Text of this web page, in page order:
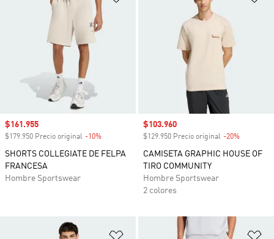
Precio de venta
$161.955
$179.950 Precio original -10%
SHORTS COLLEGIATE DE FELPA
FRANCESA
Hombre Sportswear
Precio de venta
$103.960
$129.950 Precio original -20%
CAMISETA GRAPHIC HOUSE OF
TIRO COMMUNITY
Hombre Sportswear
2 colores
Añadir a la lista de deseos